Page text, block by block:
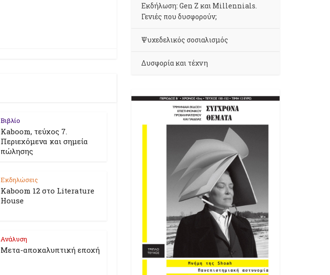
Βιβλίο
Kaboom, τεύχος 7.
Περιεχόμενα και σημεία
πώλησης
Εκδηλώσεις
Kaboom 12 στο Literature
House
Ανάλυση
Μετα-αποκαλυπτική εποχή
Εκδήλωση: Gen Z και Millennials.
Γενιές που δυσφορούν;
Ψυχεδελικός σοσιαλισμός
Δυσφορία και τέχνη